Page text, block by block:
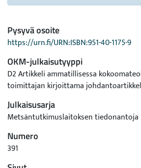
Pysyvä osoite
https://urn.fi/URN:ISBN:951-40-1175-9
OKM-julkaisutyyppi
D2 Artikkeli ammatillisessa
toimittajan kirjoittama
Julkaisusarja
Metsäntutkimuslaitoksen tiedonantoja
Numero
391